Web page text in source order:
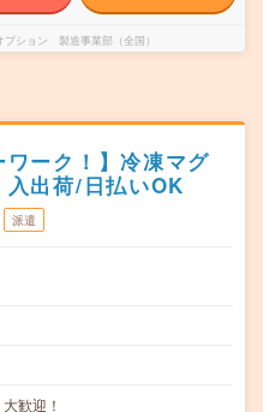
プション 製造事業部（全国）
ワーク！】冷凍マグ
入出荷/日払いOK
派遣
歓迎！